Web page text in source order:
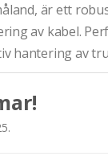
är ett
av kabel.
hantering av